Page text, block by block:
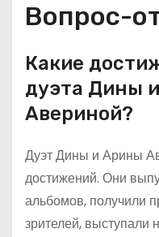
Вопрос-
Какие
дуэта Дины
Авериной?
Дуэт Дины и Арины
достижений. Они
альбомов, получили
зрителей, выступали